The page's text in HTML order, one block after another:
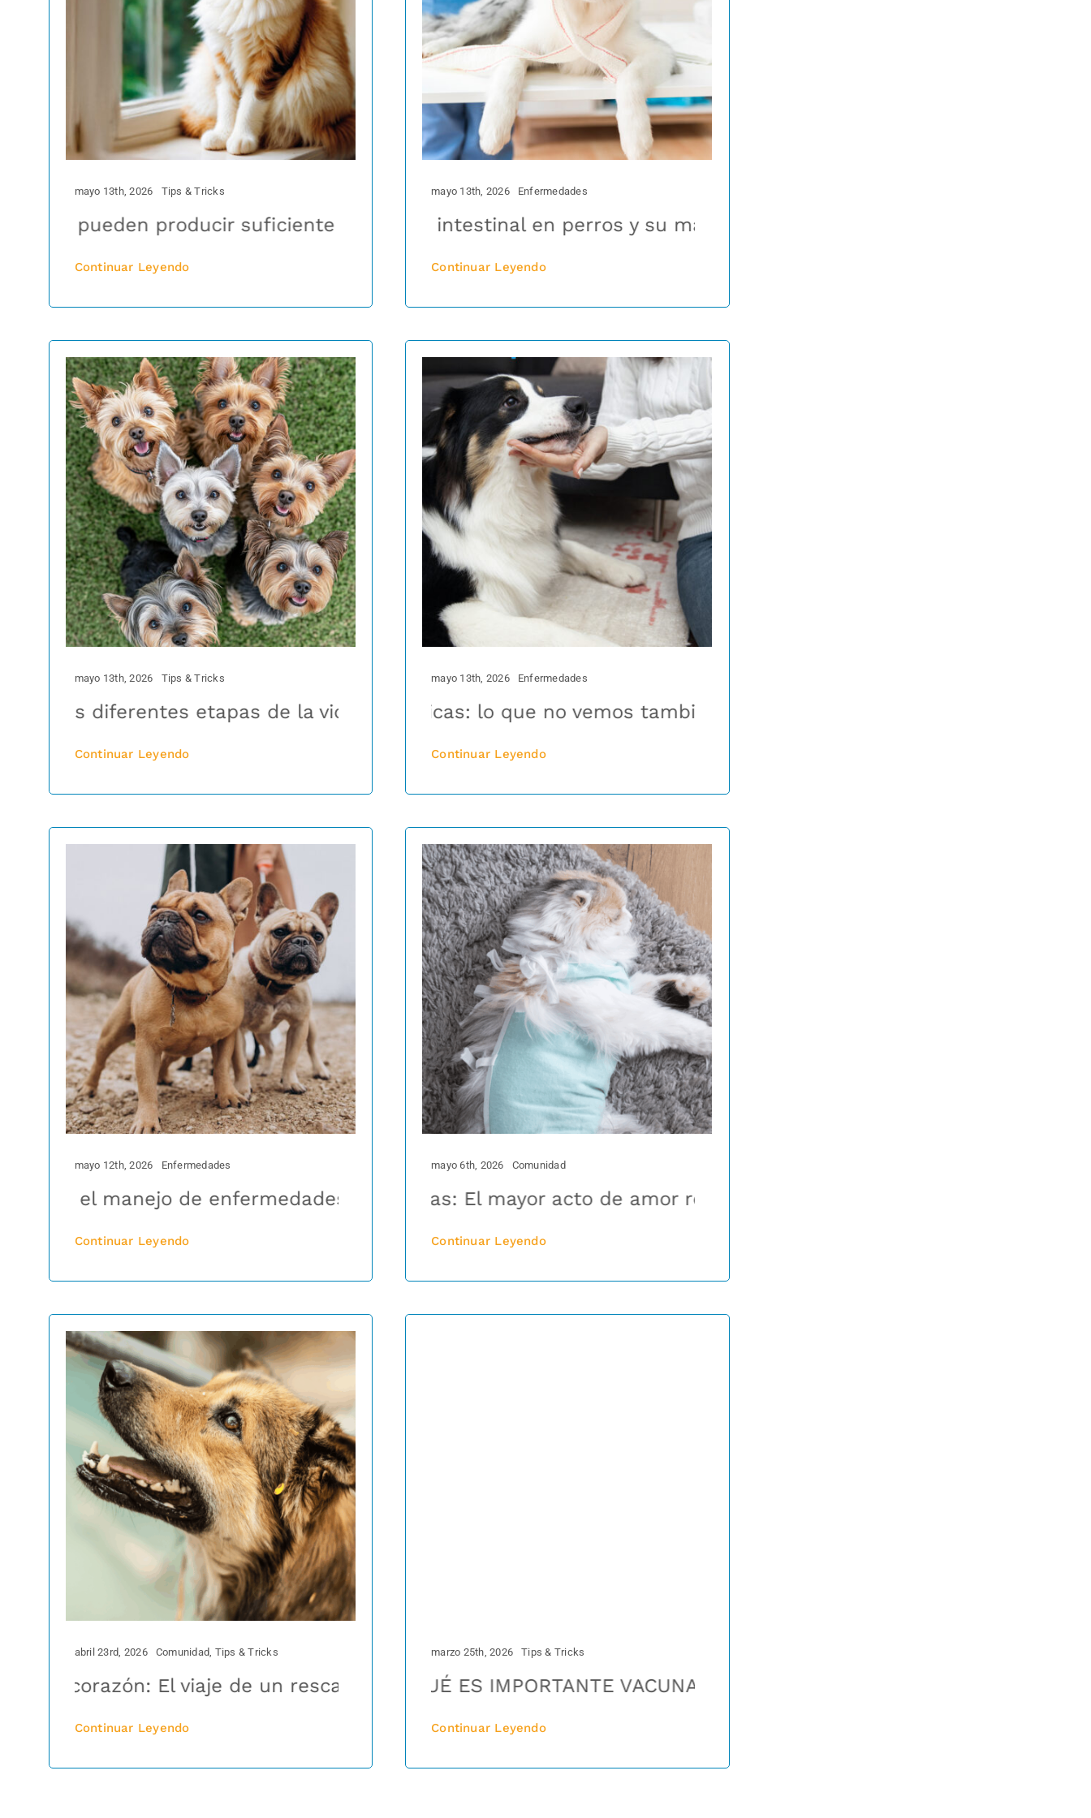
mayo 13th, 2026 Tips & Tricks
pueden producir suficiente taurina por sí mismos? ¿Sabías que los gatos no pueden producir suficiente
Continuar Leyendo
mayo 13th, 2026 Enfermedades
Enfermedad inflamatoria intestinal en perros y su manejo con prednisolona
Continuar Leyendo
mayo 13th, 2026 Tips & Tricks
las diferentes etapas de la vida Nutrición en las diferentes etapas de la vida
Continuar Leyendo
mayo 13th, 2026 Enfermedades
Parasitosis subclínicas: lo que no vemos también importa
Continuar Leyendo
mayo 12th, 2026 Enfermedades
manejo de enfermedades dermatológicas en perros y gatos El papel de la terapia tópica en el manejo de
Continuar Leyendo
mayo 6th, 2026 Comunidad
Esterilizar salva vidas: El mayor acto de amor responsable
Continuar Leyendo
abril 23rd, 2026 Comunidad Tips & Tricks
corazón: El viaje de un rescatado De la calle a tu corazón: El viaje de un rescatado
Continuar Leyendo
marzo 25th, 2026 Tips & Tricks
VACUNACIÓN ¿PORQUÉ ES IMPORTANTE VACUNAR A MI PERRO?
Continuar Leyendo